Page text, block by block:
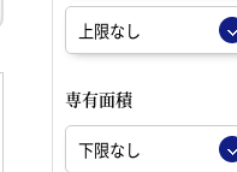
専有面積